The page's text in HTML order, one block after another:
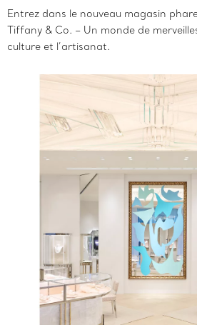
Entrez dans le nouveau magasin
Tiffany & Co. – Un monde de
culture et l’artisanat.